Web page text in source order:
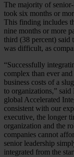
The majority of
took six months or
This finding includes
nine months or more
third (38 percent) said
was difficult, as
“Successfully
complex than ever
business costs of a
to organizations,”
global Accelerated
consistent with our
executive, the longer
organization and the
companies cannot
senior leadership
integrated from the